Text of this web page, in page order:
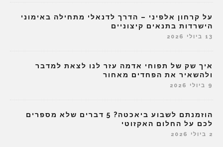
על קרחון אלפיני – הדרך לדנאלי מתחילה באימוני
הישרדות בתנאים קיצוניים
13 ביולי 2026
איך שק של תפוחי אדמה עזר לנו לצאת למדבר
ולהשאיר את הפחדים מאחור
9 ביולי 2026
הוזמנתם לשבוע ביאכטה? 5 דברים שלא מספרים
לכם על החלום האקזוטי
2 ביולי 2026